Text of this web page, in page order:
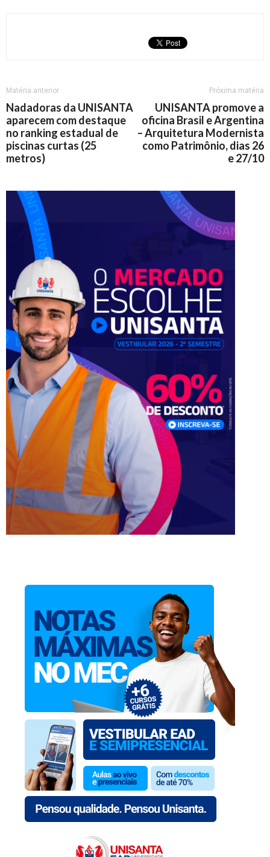
Matéria anterior
Nadadoras da UNISANTA
aparecem com destaque
no ranking estadual de
piscinas curtas (25
metros)
Próxima matéria
UNISANTA promove a
oficina Brasil e Argentina
– Arquitetura Modernista
como Patrimônio, dias 26
e 27/10